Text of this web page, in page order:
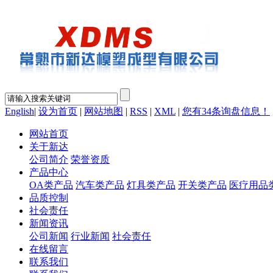
English| 设为首页 | 网站地图 | RSS | XML | 您有34条询盘信息！
网站首页
关于新达
公司简介 荣誉资质
产品中心
OA类产品 汽车类产品 灯具类产品 开关类产品 医疗用品
品质控制
社会责任
新闻资讯
公司新闻 行业新闻 社会责任
在线留言
联系我们